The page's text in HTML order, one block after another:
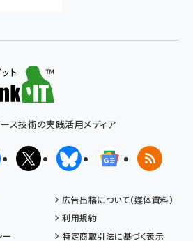
ス技術の実践活用メディア
FacebookX(エックス)BlueskyGoogleニュ
RSS
広告出稿について（媒体資料）
利用規約
ー
特定商取引法に基づく表示